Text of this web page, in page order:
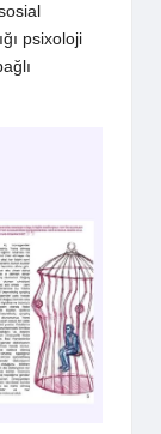
psixoloji